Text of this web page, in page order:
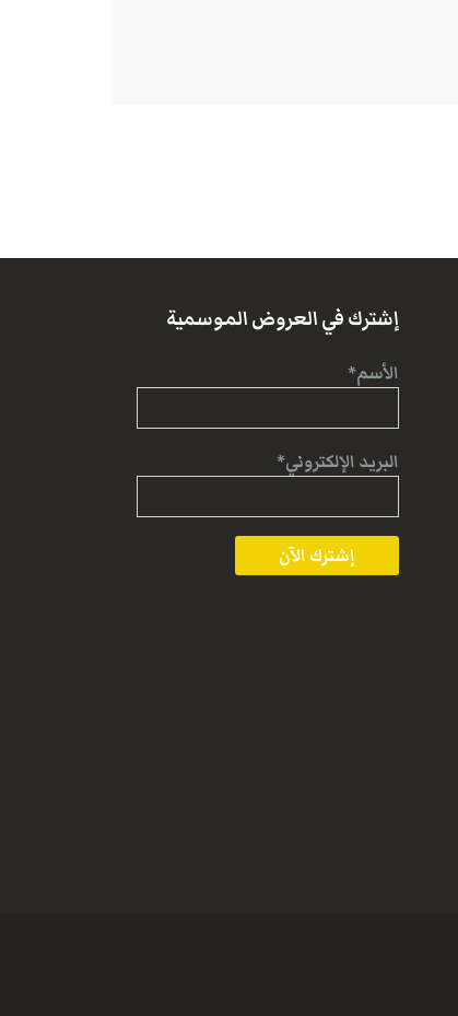
إشترك في العروض الموسمية
الأسم*
البريد الإلكتروني*